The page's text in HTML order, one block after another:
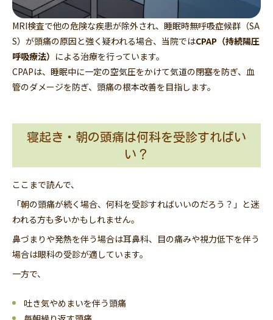
MRI検査で他の危険な疾患が除外され、睡眠時無呼吸症候群（SA
S）が頭痛の原因と強く疑われる場合、当院ではCPAP（持続陽圧
呼吸療法） による治療を行っています。
CPAPは、睡眠中に一定の空気圧をかけて気道の閉塞を防ぎ、血
管のダメージを防ぎ、頭痛の根本改善を目指します。
寝起き・朝の頭痛は何科を受診すればい
い？
ここまで読んで、
「朝の頭痛が続く場合、何科を受診すればいいのだろう？」と迷
われる方も多いかもしれません。
鼻づまりや発熱を伴う場合は耳鼻科、目の痛みや視力低下を伴う
場合は眼科の受診が適しています。
一方で、
吐き気やめまいを伴う頭痛